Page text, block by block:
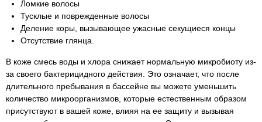
Ломкие волосы
Тусклые и поврежденные волосы
Деление коры, вызывающее ужасные секущиеся концы
Отсутствие глянца.
В коже смесь воды и хлора снижает нормальную микробиоту из-
за своего бактерицидного действия. Это означает, что после
длительного пребывания в бассейне вы можете уменьшить
количество микроорганизмов, которые естественным образом
присутствуют в вашей коже, влияя на ее защиту и вызывая